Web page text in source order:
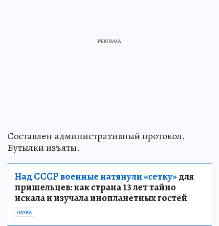
Составлен административный протокол.
Бутылки изъяты.
Над СССР военные натянули «сетку»для
пришельцев: как страна 13 лет тайно
искала и изучала инопланетных гостей
НАУКА